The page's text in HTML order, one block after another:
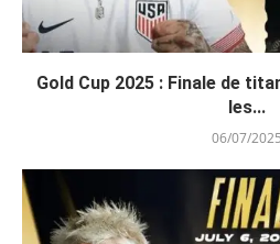
Gold Cup 2025 : Finale de
les...
06/07/2025